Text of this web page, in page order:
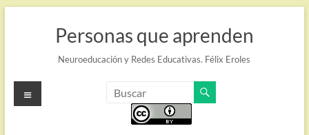
Personas que aprenden
Neuroeducación y Redes Educativas. Félix Eroles
Menú